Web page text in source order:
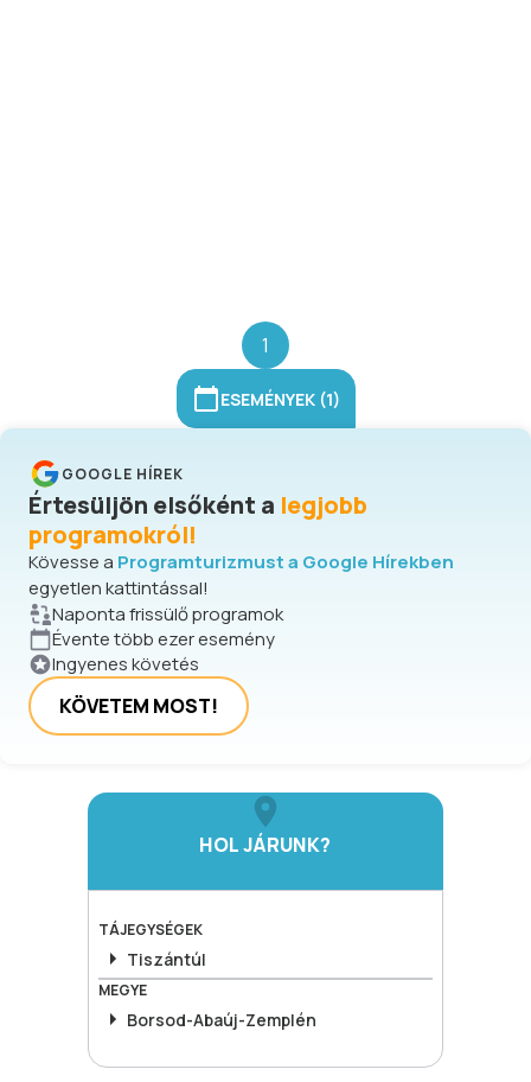
1
ESEMÉNYEK (1)
GOOGLE HÍREK
Értesüljön elsőként a legjobb
programokról!
Kövesse a Programturizmust a Google Hírekben
egyetlen kattintással!
Naponta frissülő programok
Évente több ezer esemény
Ingyenes követés
KÖVETEM MOST!
HOL JÁRUNK?
TÁJEGYSÉGEK
Tiszántúl
MEGYE
Borsod-Abaúj-Zemplén